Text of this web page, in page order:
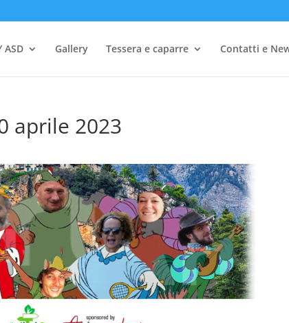
ASD Gallery Tessera e caparre Contatti e
aprile 2023